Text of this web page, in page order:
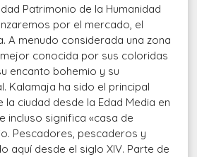
Patrimonio de la Humanidad
por el mercado, el
A menudo considerada una zona
conocida por sus coloridas
encanto bohemio y su
Kalamaja ha sido el principal
ciudad desde la Edad Media en
incluso significa «casa de
Pescadores, pescaderos y
aquí desde el siglo XIV. Parte de